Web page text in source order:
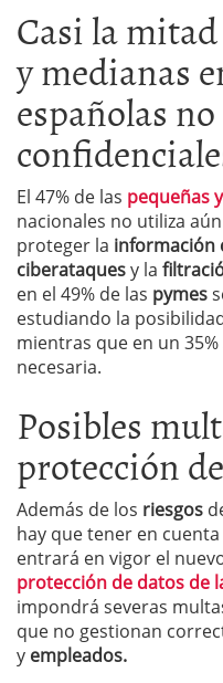
Casi la
y medianas
españolas
El 47% de las pequeñas
nacionales no utiliza
proteger la información
ciberataquesy la
en el 49% de las pymes
estudiando la
mientras que en un
necesaria.
Posibles
protección
Además de los riesgos
hay que tener en
entrará en vigor el
protección de datos de
impondrá severas
que no gestionan
y empleados.